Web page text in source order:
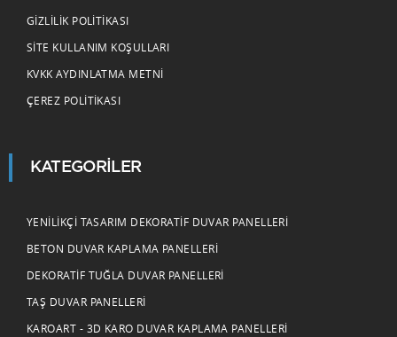
GIZLILIK POLITIKASI
SITE KULLANIM KOŞULLARI
KVKK AYDINLATMA METNI
ÇEREZ POLITIKASI
KATEGORILER
YENILIKÇI TASARIM DEKORATIF DUVAR PANELLERI
BETON DUVAR KAPLAMA PANELLERI
DEKORATIF TUĞLA DUVAR PANELLERI
TAŞ DUVAR PANELLERI
KAROART - 3D KARO DUVAR KAPLAMA PANELLERI